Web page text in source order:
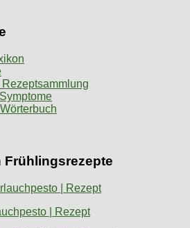
Frühlingsrezepte
| Rezept